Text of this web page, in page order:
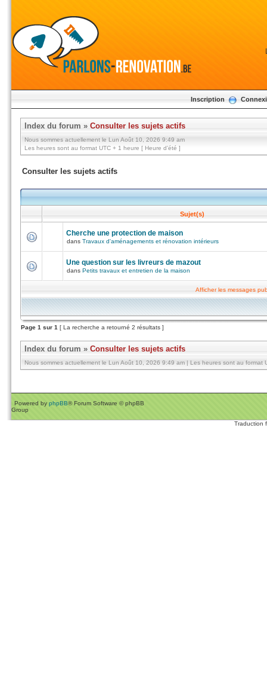
Inscription
Index du forum » Consulter les sujets actifs
Nous sommes actuellement le Lun Août 10, 2026 9:49 am
Les heures sont au format UTC + 1 heure [ Heure d’été ]
Consulter les sujets actifs
Sujet(s)
Cherche une protection de maison
dans Travaux d'aménagements et rénovation intérieurs
Une question sur les livreurs de mazout
dans Petits travaux et entretien de la maison
Afficher les messages
Page 1 sur 1 [ La recherche a retourné 2 résultats ]
Index du forum » Consulter les sujets actifs
Nous sommes actuellement le Lun Août 10, 2026 9:49 am | Les heures sont au format
Powered by phpBB® Forum Software © phpBB
Group
Traduction